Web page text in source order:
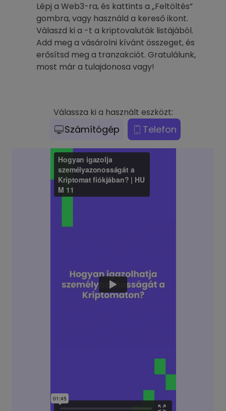
Lépj a Web3-ra, és kattints a „Feltöltés”
gombra, vagy használd a kereső ikont.
Válaszd ki a -t a kriptovaluták listájából.
Add meg a vásárolni kívánt összeget, és
erősítsd meg a tranzakciót. Gratulálunk,
most már a tulajdonosa vagy!
Válassza ki a használt eszközt:
Számítógép Telefon